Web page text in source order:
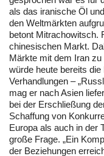
als das iranische Öl
den Weltmärkten
betont Mitrachowitsch.
chinesischen Markt.
Märkte mit dem Iran
würde heute bereits
Verhandlungen –
mag er nach Asien
bei der Erschließung
Schaffung von
Europa als auch in der
große Frage. „Ein
der Beziehungen